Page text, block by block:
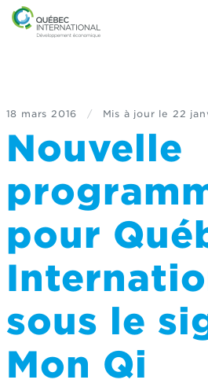
18 mars 2016 / Mis à jour le 22
Nouvelle
pour
sous le
Mon Qi